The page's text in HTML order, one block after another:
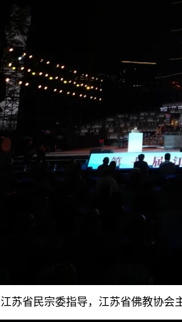
苏省民宗委指导，江苏省佛教协会